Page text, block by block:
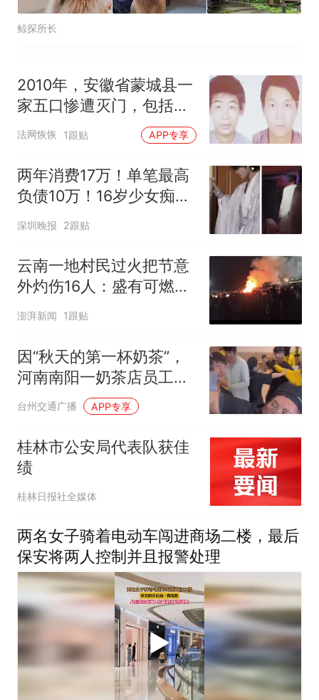
鲸探所长
2010年，安徽省蒙城县一
家五口惨遭灭门，包括刚
刚报警的孩子，死者死后
还被多次补刀
法网恢恢 1跟贴 APP专享
两年消费17万！单笔最高
负债10万！16岁少女痴迷
沉浸式体验这种感觉，妈
妈哭诉：退钱！对方：报
警没用，我懂法
深圳晚报 2跟贴
云南一地村民过火把节意
外灼伤16人：盛有可燃液
体塑料桶意外倾倒引发燃
澎湃新闻 1跟贴
因“秋天的第一杯奶茶”，
河南南阳一奶茶店员工与
外卖骑手发生肢体冲突，
目击者：奶茶订单过多，
外卖骑手不满等候时间过
长
台州交通广播 APP专享
桂林市公安局代表队获佳
绩
桂林日报社全媒体
两名女子骑着电动车闯进商场二楼，最后
保安将两人控制并且报警处理